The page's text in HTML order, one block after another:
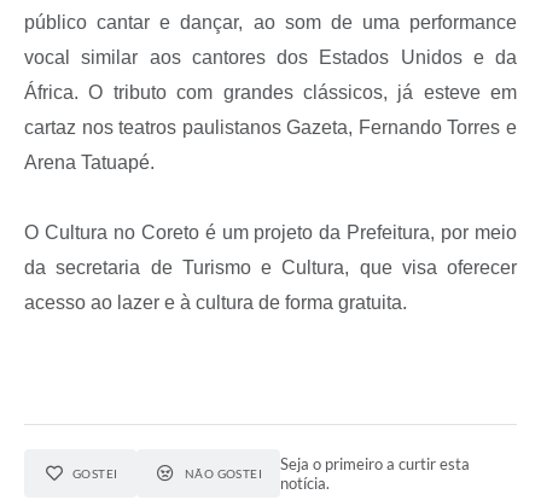
público cantar e dançar, ao som de uma performance
vocal similar aos cantores dos Estados Unidos e da
África. O tributo com grandes clássicos, já esteve em
cartaz nos teatros paulistanos Gazeta, Fernando Torres e
Arena Tatuapé.
O Cultura no Coreto é um projeto da Prefeitura, por meio
da secretaria de Turismo e Cultura, que visa oferecer
acesso ao lazer e à cultura de forma gratuita.
GOSTEI NÃO GOSTEI
Seja o primeiro a curtir esta
notícia.